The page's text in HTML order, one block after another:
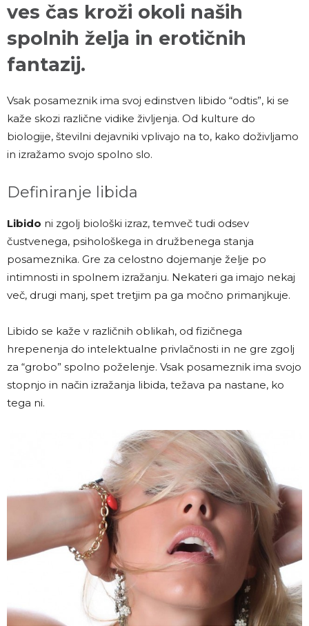
ves čas kroži okoli naših
spolnih želja in erotičnih
fantazij.
Vsak posameznik ima svoj edinstven libido “odtis”, ki se
kaže skozi različne vidike življenja. Od kulture do
biologije, številni dejavniki vplivajo na to, kako doživljamo
in izražamo svojo spolno slo.
Definiranje libida
Libido ni zgolj biološki izraz, temveč tudi odsev
čustvenega, psihološkega in družbenega stanja
posameznika. Gre za celostno dojemanje želje po
intimnosti in spolnem izražanju. Nekateri ga imajo nekaj
več, drugi manj, spet tretjim pa ga močno primanjkuje.
Libido se kaže v različnih oblikah, od fizičnega
hrepenenja do intelektualne privlačnosti in ne gre zgolj
za “grobo” spolno poželenje. Vsak posameznik ima svojo
stopnjo in način izražanja libida, težava pa nastane, ko
tega ni.